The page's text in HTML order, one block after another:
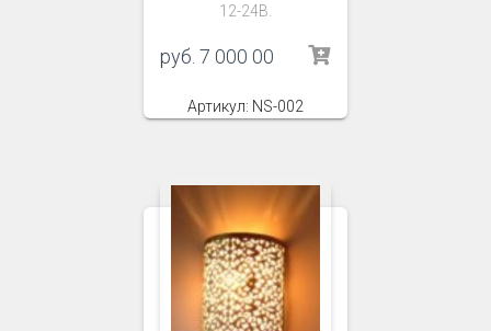
12-24В.
руб. 7 000 00
Артикул: NS-002